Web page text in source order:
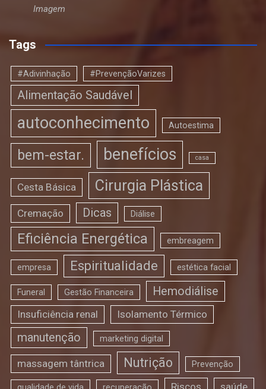
Imagem
Tags
#Adivinhação #PrevençãoVarizes
Alimentação Saudável
autoconhecimento Autoestima
bem-estar. benefícios casa
Cesta Básica Cirurgia Plástica
Cremação Dicas Diálise
Eficiência Energética embreagem
empresa Espiritualidade estética facial
Funeral Gestão Financeira Hemodiálise
Insuficiência renal Isolamento Térmico
manutenção marketing digital
massagem tântrica Nutrição Prevenção
Riscos saúde